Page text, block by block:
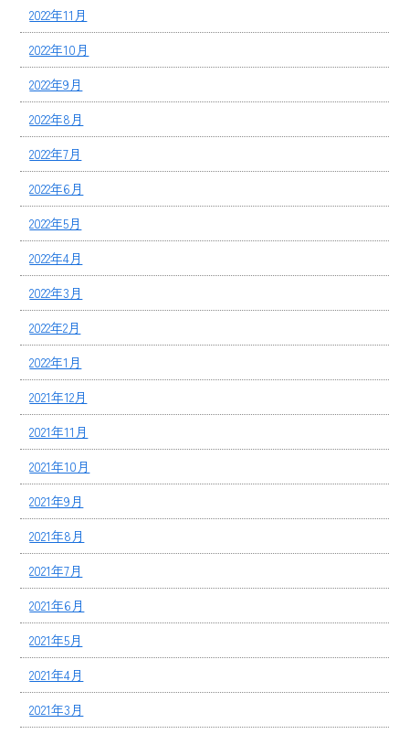
2022年11月
2022年10月
2022年9月
2022年8月
2022年7月
2022年6月
2022年5月
2022年4月
2022年3月
2022年2月
2022年1月
2021年12月
2021年11月
2021年10月
2021年9月
2021年8月
2021年7月
2021年6月
2021年5月
2021年4月
2021年3月